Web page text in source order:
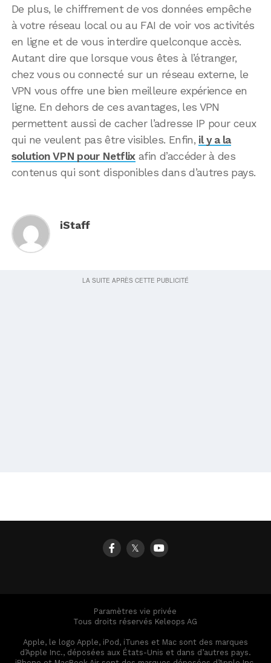
De plus, le chiffrement de vos données empêche
à votre réseau local ou au FAI de voir vos activités
en ligne et de vous interdire quelconque accès.
Autant dire que lorsque vous êtes à l’étranger,
chez vous ou connecté sur un réseau externe, le
VPN vous offre une bien meilleure expérience en
ligne. En dehors de ces avantages, les VPN
permettent aussi de cacher l’adresse IP pour ceux
qui ne veulent pas être visibles. Enfin, il y a la
solution VPN pour Netflixafin d’accéder à des
contenus qui sont disponibles dans d’autres pays.
iStaff
𝕏
Paramètres vie privée
Tous droits réservés Keleops AG
Apple, le logo Apple, iPod, iTunes et Mac sont des marques
d’Apple Inc., déposées aux États-Unis et dans d’autres pays.